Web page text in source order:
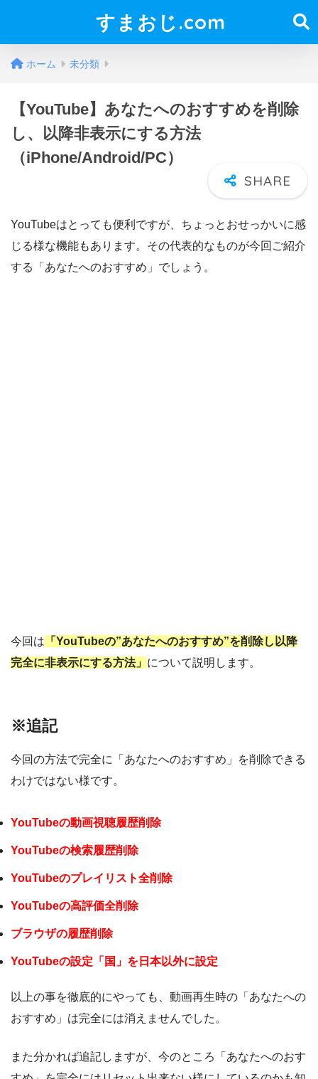
すまおじ.com
ホーム 未分類
【YouTube】あなたへのおすすめを削除
し、以降非表示にする方法
（iPhone/Android/PC）
YouTubeはとっても便利ですが、ちょっとおせっかいに感
じる様な機能もあります。その代表的なものが今回ご紹介
する
「あなたへのおすすめ」 でしょう。
今回は 「YouTubeの”あなたへのおすすめ”を削除し以降
完全に非表示にする方法」 について説明します。
※追記
今回の方法で完全に「あなたへのおすすめ」を削除できる
わけではない様です。
YouTubeの動画視聴履歴削除
YouTubeの検索履歴削除
YouTubeのプレイリスト全削除
YouTubeの高評価全削除
ブラウザの履歴削除
YouTubeの設定「国」を日本以外に設定
以上の事を徹底的にやっても、動画再生時の「あなたへの
おすすめ」は完全には消えませんでした。
また分かれば追記しますが、今のところ「あなたへのおす